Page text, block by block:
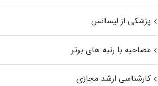
پزشکی از لیسانس
مصاحبه با رتبه های برتر
کارشناسی ارشد مجازی